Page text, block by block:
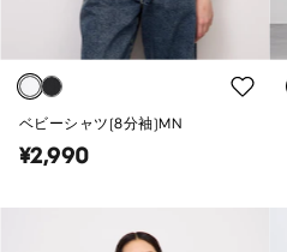
ベビーシャツ(8分袖)MN
¥2,990